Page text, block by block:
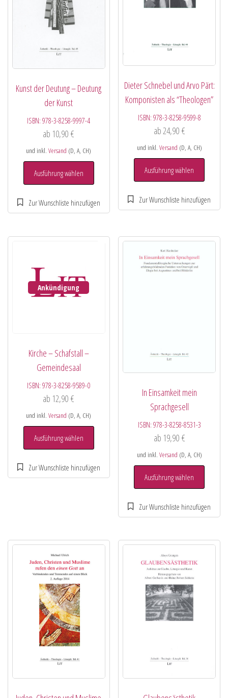
Kunst der Deutung – Deutung
der Kunst
ISBN:978-3-8258-9997-4
ab 10,90€
und inkl.Versand (D, A, CH)
Ausführung wählen
Dieter Schnebel und Arvo Pärt:
Komponisten als “Theologen”
ISBN: 978-3-8258-9599-8
ab24,90 €
und inkl. Versand (D, A, CH)
Ausführung wählen
Ankündigung
Kirche – Schafstall –
Gemeindesaal
ISBN:978-3-8258-9589-0
ab 12,90€
und inkl.Versand (D, A, CH)
Ausführung wählen
In Einsamkeit mein
Sprachgesell
ISBN: 978-3-8258-8531-3
ab 19,90 €
und inkl. Versand (D, A, CH)
Ausführung wählen